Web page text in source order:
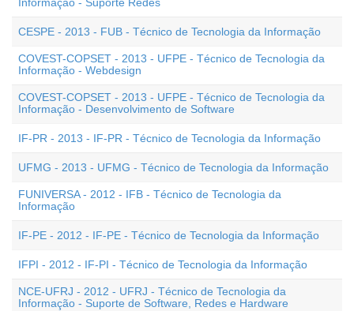
CESPE - 2013 - FUB - Técnico de Tecnologia da Informação
COVEST-COPSET - 2013 - UFPE - Técnico de Tecnologia da
Informação - Webdesign
COVEST-COPSET - 2013 - UFPE - Técnico de Tecnologia da
Informação - Desenvolvimento de Software
IF-PR - 2013 - IF-PR - Técnico de Tecnologia da Informação
UFMG - 2013 - UFMG - Técnico de Tecnologia da Informação
FUNIVERSA - 2012 - IFB - Técnico de Tecnologia da
Informação
IF-PE - 2012 - IF-PE - Técnico de Tecnologia da Informação
IFPI - 2012 - IF-PI - Técnico de Tecnologia da Informação
NCE-UFRJ - 2012 - UFRJ - Técnico de Tecnologia da
Informação - Suporte de Software, Redes e Hardware